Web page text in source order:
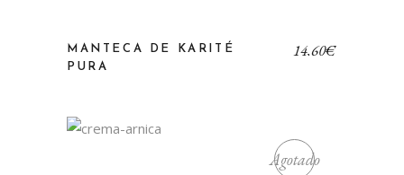
MANTECA DE KARITÉ
PURA
14,60€
Agotado